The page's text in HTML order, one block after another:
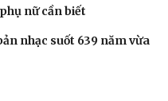
nữ cần biết
nhạc suốt 639 năm vừa